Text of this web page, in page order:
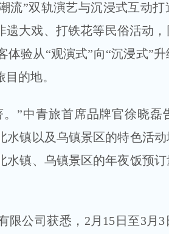
流”双轨演艺与沉浸式互动
大戏、打铁花等民俗活动
验从“观演式”向“沉浸式”
的地。
。”中青旅首席品牌官徐晓磊
镇以及乌镇景区的特色活
镇、乌镇景区的年夜饭预
限公司获悉，2月15日至3月